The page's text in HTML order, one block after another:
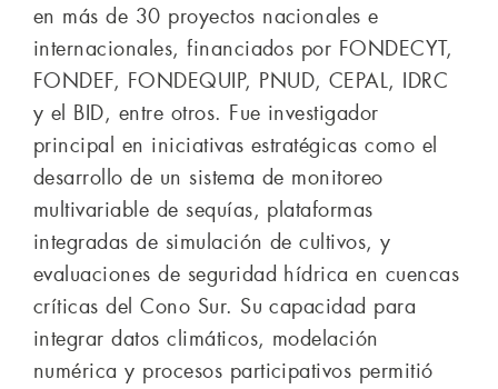
en más de 30 proyectos nacionales e
internacionales, financiados por FONDECYT,
FONDEF, FONDEQUIP, PNUD, CEPAL, IDRC
y el BID, entre otros. Fue investigador
principal en iniciativas estratégicas como el
desarrollo de un sistema de monitoreo
multivariable de sequías, plataformas
integradas de simulación de cultivos, y
evaluaciones de seguridad hídrica en cuencas
críticas del Cono Sur. Su capacidad para
integrar datos climáticos, modelación
numérica y procesos participativos permitió